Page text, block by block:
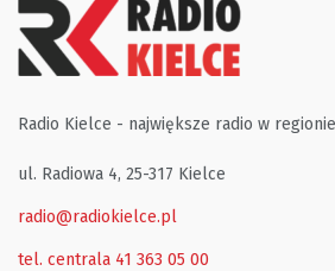
Radio Kielce - największe radio w
ul. Radiowa 4, 25-317 Kielce
radio@radiokielce.pl
tel. centrala 41 363 05 00